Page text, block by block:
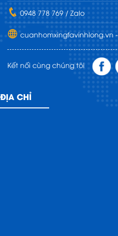
0948 778 769 / Zalo
cuanhomxingfavinhlong.vn
Kết nối cùng chúng tôi
ĐỊA CHỈ